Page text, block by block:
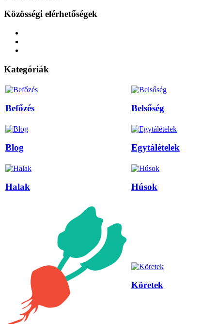
Közösségi elérhetőségek
Kategóriák
Befőzés Belsőség
Blog Egytálételek
Halak Húsok
Köretek